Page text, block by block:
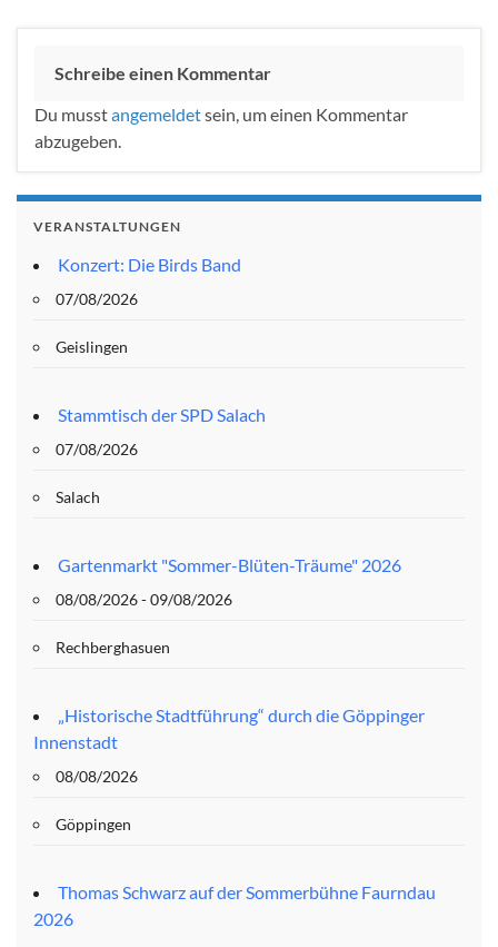
Schreibe einen Kommentar
Du musstangemeldetsein, um einen Kommentar
abzugeben.
VERANSTALTUNGEN
Konzert: Die Birds Band
07/08/2026
Geislingen
Stammtisch der SPD Salach
07/08/2026
Salach
Gartenmarkt "Sommer-Blüten-Träume" 2026
08/08/2026 - 09/08/2026
Rechberghasuen
„Historische Stadtführung“ durch die Göppinger
Innenstadt
08/08/2026
Göppingen
Thomas Schwarz auf der Sommerbühne Faurndau
2026